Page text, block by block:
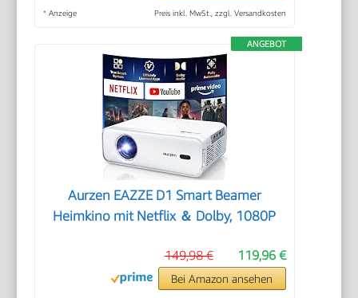
* Anzeige Preis inkl. MwSt., zzgl. Versandkosten
ANGEBOT
Aurzen EAZZE D1 Smart Beamer
Heimkino mit Netflix ＆ Dolby, 1080P
119,96 €
149,98 €
Bei Amazon ansehen